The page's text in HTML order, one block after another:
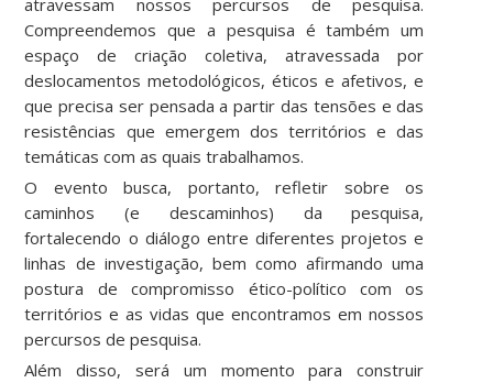
atravessam nossos percursos de pesquisa.
Compreendemos que a pesquisa é também um
espaço de criação coletiva, atravessada por
deslocamentos metodológicos, éticos e afetivos, e
que precisa ser pensada a partir das tensões e das
resistências que emergem dos territórios e das
temáticas com as quais trabalhamos.
O evento busca, portanto, refletir sobre os
caminhos (e descaminhos) da pesquisa,
fortalecendo o diálogo entre diferentes projetos e
linhas de investigação, bem como afirmando uma
postura de compromisso ético-político com os
territórios e as vidas que encontramos em nossos
percursos de pesquisa.
Além disso, será um momento para construir